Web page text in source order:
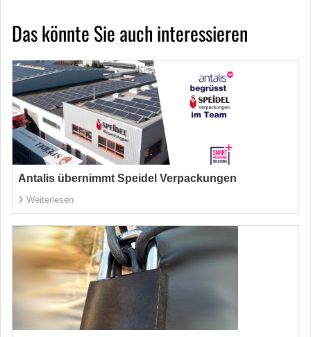
Das könnte Sie auch interessieren
Antalis übernimmt Speidel Verpackungen
Weiterlesen